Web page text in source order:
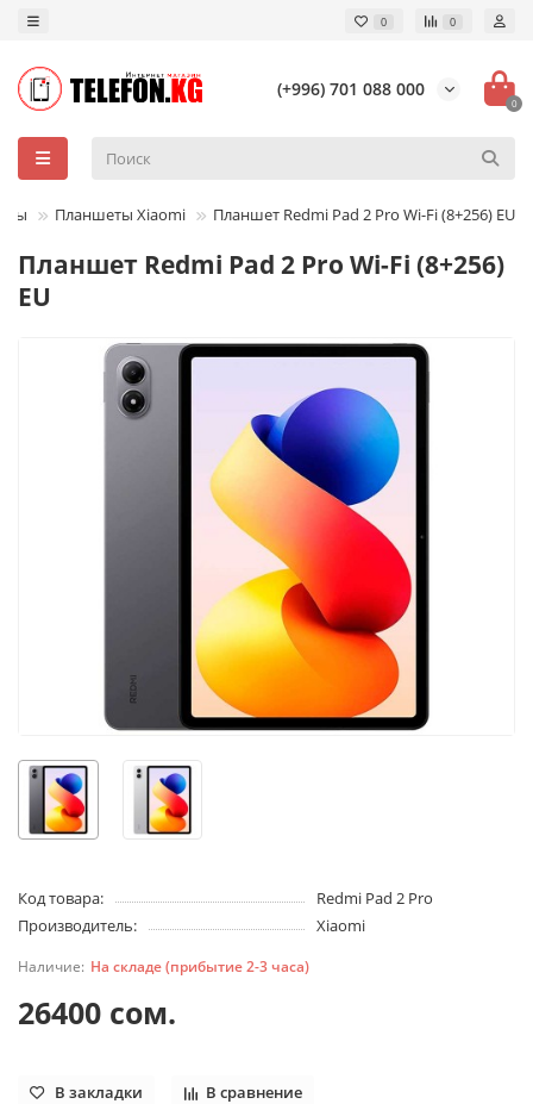
0 0
(+996) 701 088 000
0
Планшеты Xiaomi Планшет Redmi Pad 2 Pro Wi-Fi (8+256) EU
Планшет Redmi Pad 2 Pro Wi-Fi (8+256)
EU
Код товара:
Redmi Pad 2 Pro
Производитель:
Xiaomi
На складе (прибытие 2-3 часа)
26400 сом.
В закладки В сравнение